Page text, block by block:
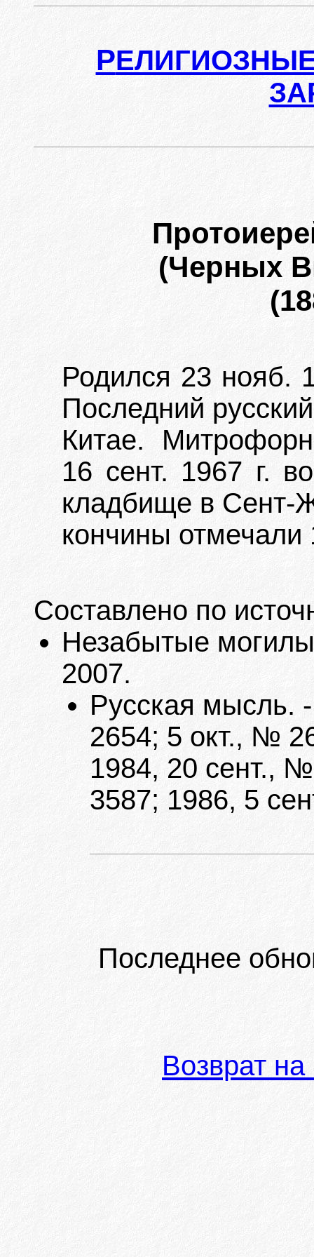
Р
(Черных
Родился 23 нояб.
Последний
Китае.
16 сент. 1967 г.
кладбище в Сент-
кончины отмечали
Составлено по
Незабытые
2007.
Русская мысль.
2654; 5 окт., №
1984, 20 сент.,
3587; 1986, 5
Последнее
Возврат